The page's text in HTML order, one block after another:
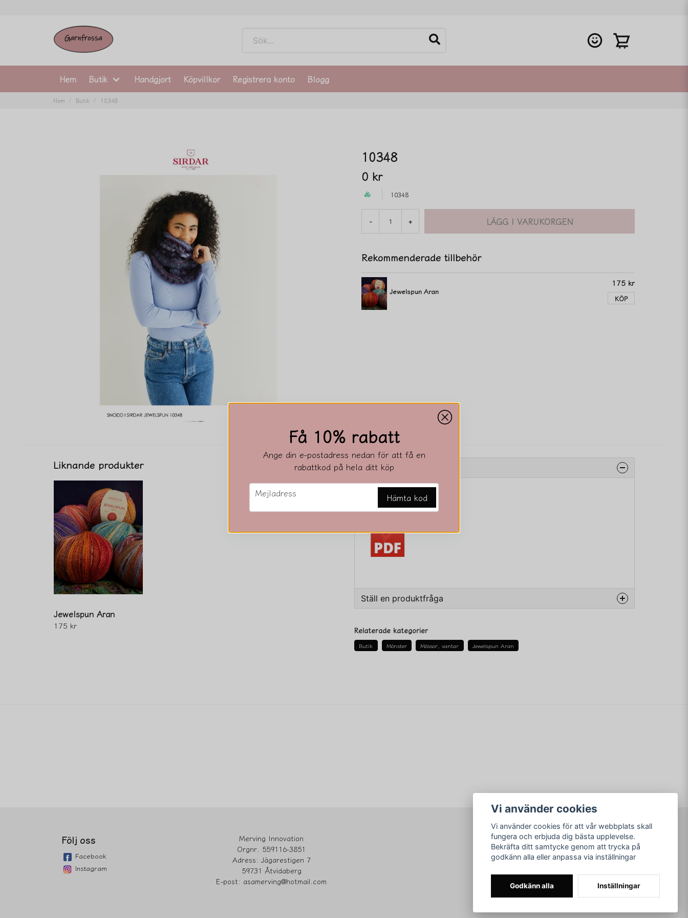
Hem Butik Handgjort Köpvillkor Registrera konto Blogg
Hem Butik 10348
10348
0 kr
10348
- + LÄGG I VARUKORGEN
Rekommenderade tillbehör
Jewelspun Aran
175 kr
KÖP
Liknande produkter
Jewelspun Aran
175 kr
Beskrivning
Beskrivning av 10348
Ställ en produktfråga
Fråga oss något om denna produkten...
Skicka fråga
Relaterade kategorier
Butik Mönster Mössor, vantar Jewelspun Aran
Få 10% rabatt
Ange din e-postadress nedan för att få en
rabattkod på hela ditt köp
email
Mejladress Hämta kod
Följ oss
Facebook
Instagram
Merving Innovation
Orgnr. 559116-3851
Adress: Jägarestigen 7
59731 Åtvidaberg
E-post: asamerving@hotmail.com
Vi använder cookies
Vi använder cookies för att vår webbplats skall
fungera och erbjuda dig bästa upplevelse.
Bekräfta ditt samtycke genom att trycka på
godkänn alla eller anpassa via inställningar
Godkänn alla Inställningar